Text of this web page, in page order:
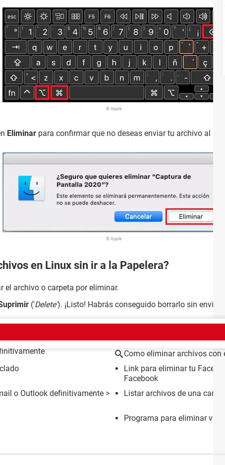
© Apple
Eliminar para confirmar que no deseas enviar tu archivo al
© Apple
en Linux sin ir a la Papelera?
el archivo o carpeta por eliminar.
('Delete'). ¡Listo! Habrás conseguido borrarlo sin
Como eliminar archivos con
Link para eliminar tu
Facebook
o Outlook definitivamente >
Listar archivos de una
Programa para eliminar